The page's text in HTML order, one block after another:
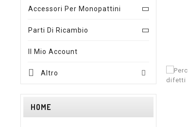
Accessori Per Monopattini
Parti Di Ricambio
Il Mio Account
Altro 
HOME